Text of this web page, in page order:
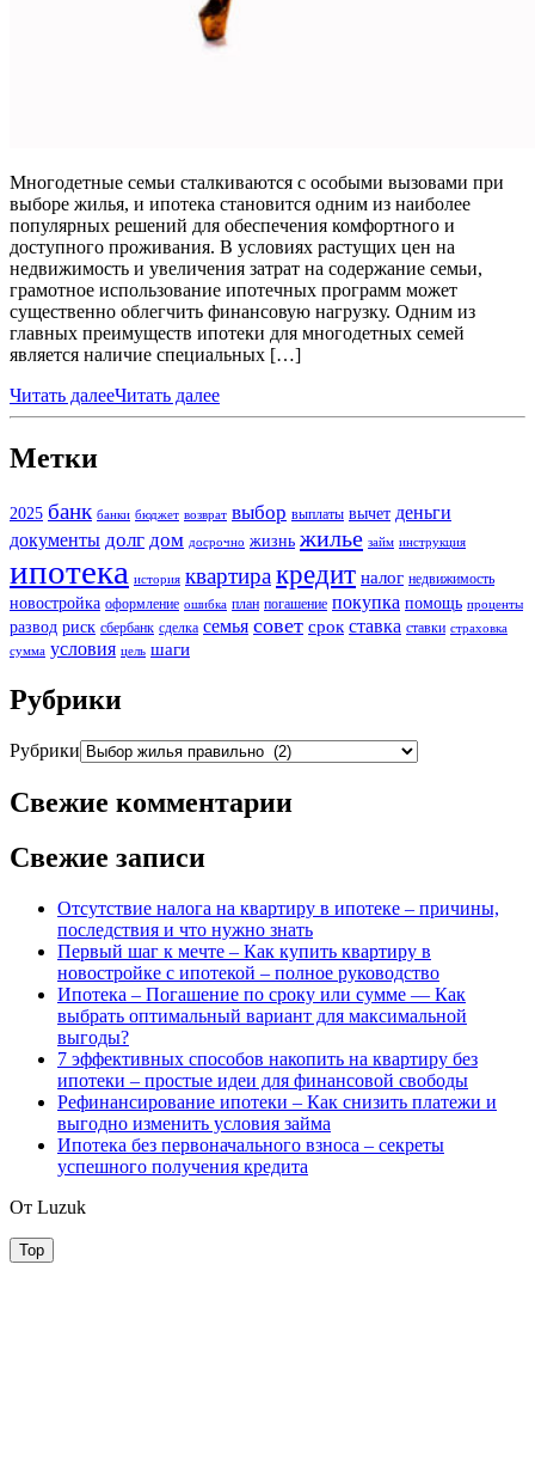
Многодетные семьи сталкиваются с особыми вызовами при
выборе жилья, и ипотека становится одним из наиболее
популярных решений для обеспечения комфортного и
доступного проживания. В условиях растущих цен на
недвижимость и увеличения затрат на содержание семьи,
грамотное использование ипотечных программ может
существенно облегчить финансовую нагрузку. Одним из
главных преимуществ ипотеки для многодетных семей
является наличие специальных […]
Читать далееЧитать далее
Метки
2025 банк банки бюджет возврат выбор выплаты вычет деньги
документы долг дом досрочно жизнь жилье займ инструкция
ипотека история квартиракредит налог недвижимость
новостройка оформление ошибка план погашение покупка помощь проценты
развод риск сбербанк сделка семья совет срок ставка ставки страховка
сумма условия цель шаги
Рубрики
Рубрики
Свежие комментарии
Свежие записи
Отсутствие налога на квартиру в ипотеке – причины,
последствия и что нужно знать
Первый шаг к мечте – Как купить квартиру в
новостройке с ипотекой – полное руководство
Ипотека – Погашение по сроку или сумме — Как
выбрать оптимальный вариант для максимальной
выгоды?
7 эффективных способов накопить на квартиру без
ипотеки – простые идеи для финансовой свободы
Рефинансирование ипотеки – Как снизить платежи и
выгодно изменить условия займа
Ипотека без первоначального взноса – секреты
успешного получения кредита
От Luzuk
Top